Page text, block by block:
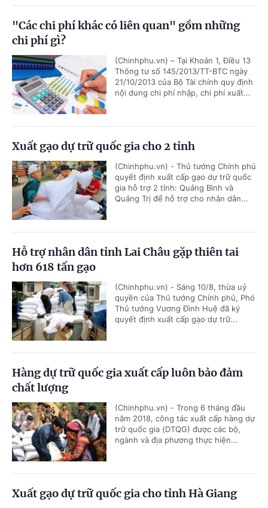
"Các chi phí khác có liên quan" gồm những
chi phí gì?
(Chinhphu.vn) – Tại Khoản 1, Điều 13
Thông tư số 145/2013/TT-BTC ngày
21/10/2013 của Bộ Tài chính quy định
nội dung chi phí nhập, chi phí xuất...
Xuất gạo dự trữ quốc gia cho 2 tỉnh
(Chinhphu.vn) - Thủ tướng Chính phủ
quyết định xuất cấp gạo dự trữ quốc
gia hỗ trợ 2 tỉnh: Quảng Bình và
Quảng Trị để hỗ trợ cho nhân dân...
Hỗ trợ nhân dân tỉnh Lai Châu gặp thiên tai
hơn 618 tấn gạo
(Chinhphu.vn) - Sáng 10/8, thừa uỷ
quyền của Thủ tướng Chính phủ, Phó
Thủ tướng Vương Đình Huệ đã ký
quyết định xuất cấp gạo dự trữ...
Hàng dự trữ quốc gia xuất cấp luôn bảo đảm
chất lượng
(Chinhphu.vn) - Trong 6 tháng đầu
năm 2018, công tác xuất cấp hàng dự
trữ quốc gia (DTQG) được các bộ,
ngành và địa phương thực hiện...
Xuất gạo dự trữ quốc gia cho tỉnh Hà Giang